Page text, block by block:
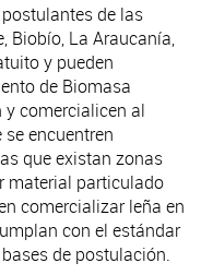
de las
Biobío, La Araucanía,
y pueden
de Biomasa
y comercialicen al
encuentren
que existan zonas
material particulado
comercializar leña en
con el estándar
de postulación.